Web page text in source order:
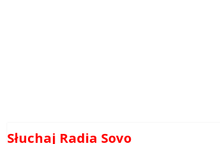
Słuchaj Radia Sovo